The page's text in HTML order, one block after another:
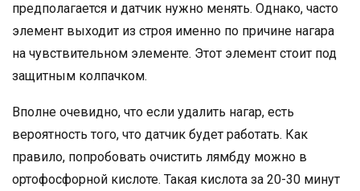
предполагается и датчик нужно менять. Однако, часто
элемент выходит из строя именно по причине нагара
на чувствительном элементе. Этот элемент стоит под
защитным колпачком.
Вполне очевидно, что если удалить нагар, есть
вероятность того, что датчик будет работать. Как
правило, попробовать очистить лямбду можно в
ортофосфорной кислоте. Такая кислота за 20-30 минут